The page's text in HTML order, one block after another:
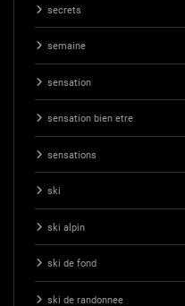
secrets
semaine
sensation
sensation bien etre
sensations
ski
ski alpin
ski de fond
ski de randonnee